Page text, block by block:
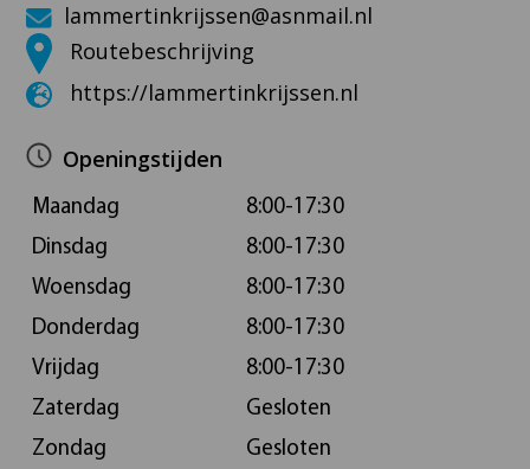
lammertinkrijssen@asnmail.nl
Routebeschrijving
https://lammertinkrijssen.nl
Openingstijden
Maandag
8:00-17:30
Dinsdag
8:00-17:30
Woensdag
8:00-17:30
Donderdag
8:00-17:30
Vrijdag
8:00-17:30
Zaterdag
Gesloten
Zondag
Gesloten